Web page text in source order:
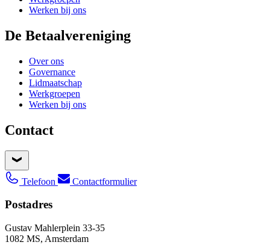
Werken bij ons
De Betaalvereniging
Over ons
Governance
Lidmaatschap
Werkgroepen
Werken bij ons
Contact
Telefoon Contactformulier
Postadres
Gustav Mahlerplein 33-35
1082 MS, Amsterdam